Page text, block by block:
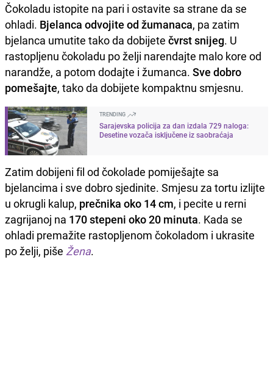
Čokoladu istopite na pari i ostavite sa strane da se
ohladi. Bjelanca odvojite od žumanaca, pa zatim
bjelanca umutite tako da dobijete čvrst snijeg. U
rastopljenu čokoladu po želji narendajte malo kore od
narandže, a potom dodajte i žumanca. Sve dobro
pomešajte, tako da dobijete kompaktnu smjesnu.
TRENDING
Sarajevska policija za dan izdala 729 naloga:
Desetine vozača isključene iz saobraćaja
Zatim dobijeni fil od čokolade pomiješajte sa
bjelancima i sve dobro sjedinite. Smjesu za tortu izlijte
u okrugli kalup, prečnika oko 14 cm, i pecite u rerni
zagrijanoj na 170 stepeni oko 20 minuta. Kada se
ohladi premažite rastopljenom čokoladom i ukrasite
po želji, piše Žena.